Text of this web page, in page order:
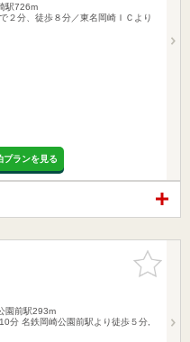
駅726m
２分、徒歩８分／東名岡崎ＩＣより
プランを見る
お気に入
りに追加
園前駅293m
分 名鉄岡崎公園前駅より徒歩５分,